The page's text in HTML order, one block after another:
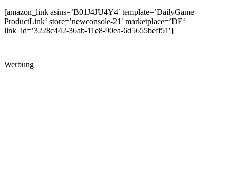
[amazon_link asins=’B01J4JU4Y4′ template=’DailyGame-
ProductLink‘ store=’newconsole-21′ marketplace=’DE‘
link_id=’3228c442-36ab-11e8-90ea-6d5655beff51′]
Werbung